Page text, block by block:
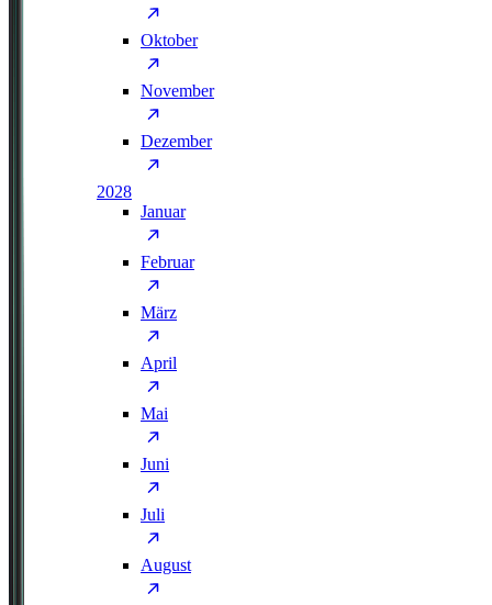
Oktober
November
Dezember
2028
Januar
Februar
März
April
Mai
Juni
Juli
August